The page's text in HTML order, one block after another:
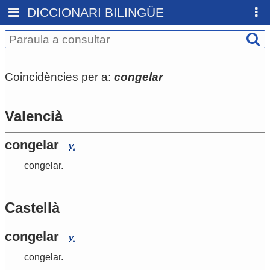
DICCIONARI BILINGÜE
Coincidències per a: congelar
Valencià
congelar
v.
congelar.
Castellà
congelar
v.
congelar.